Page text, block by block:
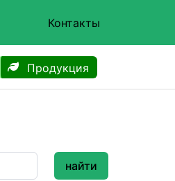
Контакты
Продукция
найти